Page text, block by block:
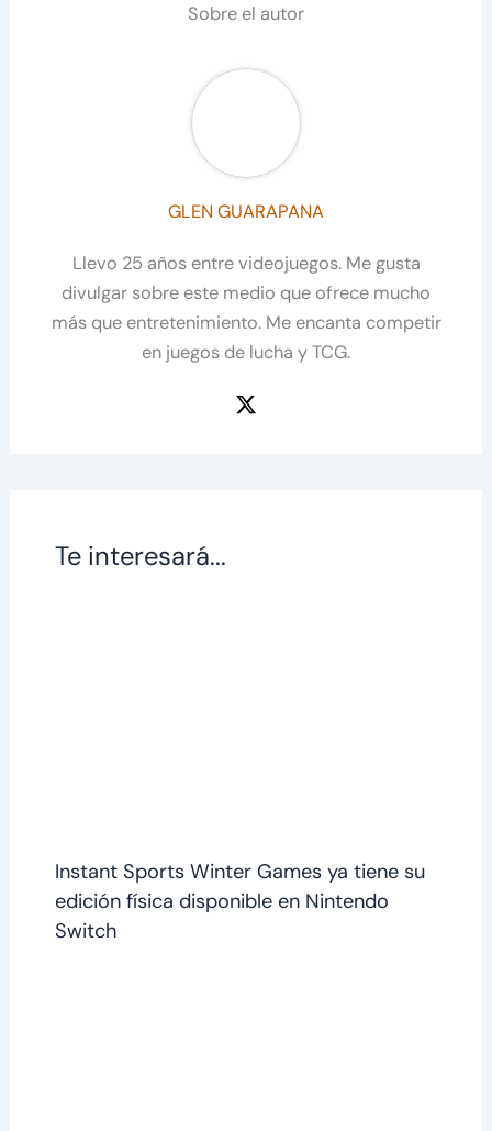
Sobre el autor
GLEN GUARAPANA
Llevo 25 años entre videojuegos. Me gusta
divulgar sobre este medio que ofrece mucho
más que entretenimiento. Me encanta competir
en juegos de lucha y TCG.
Te interesará...
Instant Sports Winter Games ya tiene su
edición física disponible en Nintendo
Switch